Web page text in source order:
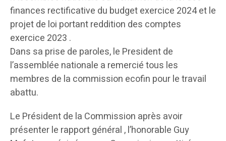
finances rectificative du budget exercice 2024 et le
projet de loi portant reddition des comptes
exercice 2023 .
Dans sa prise de paroles, le President de
l’assemblée nationale a remercié tous les
membres de la commission ecofin pour le travail
abattu.
Le Président de la Commission après avoir
présenter le rapport général , l’honorable Guy